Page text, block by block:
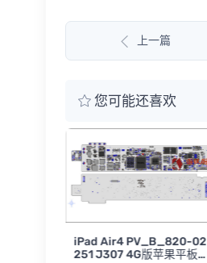
上一篇
您可能还喜欢
iPad Air4 PV_B_820-02
251 J307 4G版苹果平板